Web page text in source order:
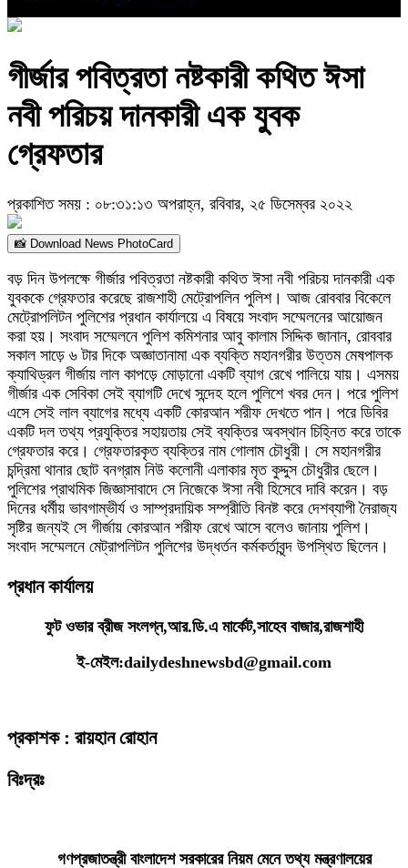
গীর্জার পবিত্রতা নষ্টকারী কথিত ঈসা
নবী পরিচয় দানকারী এক যুবক
গ্রেফতার
প্রকাশিত সময় : ০৮:৩১:১৩ অপরাহ্ন, রবিবার, ২৫ ডিসেম্বর ২০২২
📸 Download News PhotoCard
বড় দিন উপলক্ষে গীর্জার পবিত্রতা নষ্টকারী কথিত ঈসা নবী পরিচয় দানকারী এক
যুবককে গ্রেফতার করেছে রাজশাহী মেট্রোপলিন পুলিশ। আজ রোববার বিকেলে
মেট্রোপলিটন পুলিশের প্রধান কার্যালয়ে এ বিষয়ে সংবাদ সম্মেলনের আয়োজন
করা হয়। সংবাদ সম্মেলনে পুলিশ কমিশনার আবু কালাম সিদ্দিক জানান, রোববার
সকাল সাড়ে ৬ টার দিকে অজ্ঞাতানামা এক ব্যক্তি মহানগরীর উত্তম মেষপালক
ক্যাথিড্রল গীর্জায় লাল কাপড়ে মোড়ানো একটি ব্যাগ রেখে পালিয়ে যায়। এসময়
গীর্জার এক সেবিকা সেই ব্যাগটি দেখে সন্দেহ হলে পুলিশে খবর দেন। পরে পুলিশ
এসে সেই লাল ব্যাগের মধ্যে একটি কোরআন শরীফ দেখতে পান। পরে ডিবির
একটি দল তথ্য প্রযুক্তির সহায়তায় সেই ব্যক্তির অবস্থান চিহ্নিত করে তাকে
গ্রেফতার করে। গ্রেফতারকৃত ব্যক্তির নাম গোলাম চৌধুরী। সে মহানগরীর
চন্দ্রিমা থানার ছোট বনগ্রাম নিউ কলোনী এলাকার মৃত কুদ্দুস চৌধুরীর ছেলে।
পুলিশের প্রাথমিক জিজ্ঞাসাবাদে সে নিজেকে ঈসা নবী হিসেবে দাবি করেন। বড়
দিনের ধর্মীয় ভাবগাম্ভীর্য ও সাম্প্রদায়িক সম্প্রীতি বিনষ্ট করে দেশব্যাপী নৈরাজ্য
সৃষ্টির জন্যই সে গীর্জায় কোরআন শরীফ রেখে আসে বলেও জানায় পুলিশ।
সংবাদ সম্মেলনে মেট্রাপলিটন পুলিশের উদ্ধর্তন কর্মকর্তাবৃন্দ উপস্থিত ছিলেন।
প্রধান কার্যালয়
ফুট ওভার ব্রীজ সংলগ্ন,আর.ডি.এ মার্কেট,সাহেব বাজার,রাজশাহী
ই-মেইল:dailydeshnewsbd@gmail.com
প্রকাশক : রায়হান রোহান
বিঃদ্রঃ
গণপ্রজাতন্ত্রী বাংলাদেশ সরকারের নিয়ম মেনে তথ্য মন্ত্রণালয়ের